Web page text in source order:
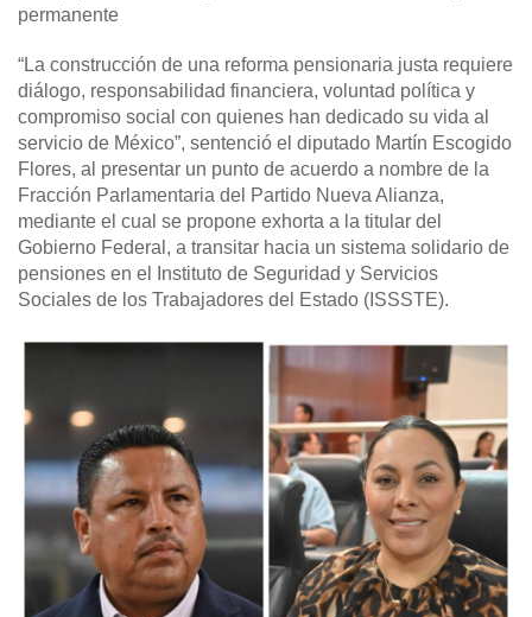
permanente
“La construcción de una reforma pensionaria justa requiere
diálogo, responsabilidad financiera, voluntad política y
compromiso social con quienes han dedicado su vida al
servicio de México”, sentenció el diputado Martín Escogido
Flores, al presentar un punto de acuerdo a nombre de la
Fracción Parlamentaria del Partido Nueva Alianza,
mediante el cual se propone exhorta a la titular del
Gobierno Federal, a transitar hacia un sistema solidario de
pensiones en el Instituto de Seguridad y Servicios
Sociales de los Trabajadores del Estado (ISSSTE).